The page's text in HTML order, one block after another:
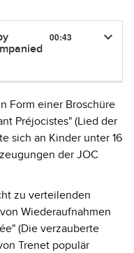
00:43 keyboard_arrow_down
Form einer Broschüre
Préjocistes" (Lied der
sich an Kinder unter 16
der JOC
zu verteilenden
Wiederaufnahmen
(Die verzauberte
Trenet populär